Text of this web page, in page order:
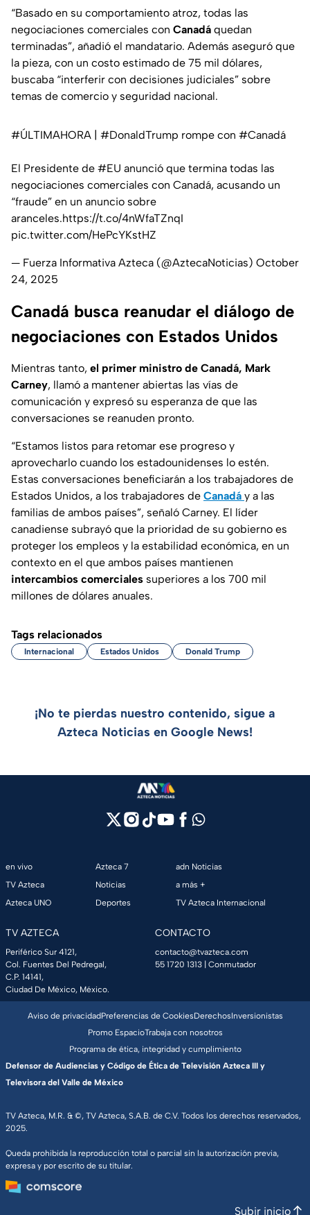
“Basado en su comportamiento atroz, todas las
negociaciones comerciales con Canadá quedan
terminadas”, añadió el mandatario. Además aseguró que
la pieza, con un costo estimado de 75 mil dólares,
buscaba “interferir con decisiones judiciales” sobre
temas de comercio y seguridad nacional.
#ÚLTIMAHORA #DonaldTrump rompe con #Canadá
El Presidente de #EU anunció que termina todas las
negociaciones comerciales con Canadá, acusando un
“fraude” en un anuncio sobre
aranceles.https://t.co/4nWfaTZnqI
pic.twitter.com/HePcYKstHZ
— Fuerza Informativa Azteca (@AztecaNoticias) October
24, 2025
Canadá busca reanudar el diálogo de
negociaciones con Estados Unidos
Mientras tanto, el primer ministro de Canadá, Mark
Carney, llamó a mantener abiertas las vías de
comunicación y expresó su esperanza de que las
conversaciones se reanuden pronto.
“Estamos listos para retomar ese progreso y
aprovecharlo cuando los estadounidenses lo estén.
Estas conversaciones beneficiarán a los trabajadores de
Estados Unidos, a los trabajadores de Canadá y a las
familias de ambos países”, señaló Carney. El líder
canadiense subrayó que la prioridad de su gobierno es
proteger los empleos y la estabilidad económica, en un
contexto en el que ambos países mantienen
intercambios comerciales superiores a los 700 mil
millones de dólares anuales.
Tags relacionados
Internacional Estados Unidos Donald Trump
¡No te pierdas nuestro contenido, sigue a
Azteca Noticias en Google News!
en vivo
TV Azteca
Azteca UNO
Azteca 7
Noticias
Deportes
adn Noticias
a más +
TV Azteca Internacional
TV AZTECA
Periférico Sur 4121,
Col. Fuentes Del Pedregal,
C.P. 14141,
Ciudad De México, México.
CONTACTO
contacto@tvazteca.com
55 1720 1313 | Conmutador
TV Azteca, M.R. & ©, TV Azteca, S.A.B. de C.V. Todos los derechos reservados,
2025.
Queda prohibida la reproducción total o parcial sin la autorización previa,
expresa y por escrito de su titular.
Aviso de privacidadPreferencias de CookiesDerechosInversionistas
Promo EspacioTrabaja con nosotros
Programa de ética, integridad y cumplimiento
Defensor de Audiencias y Código de Ética de Televisión Azteca III y
Televisora del Valle de México
Subir inicio